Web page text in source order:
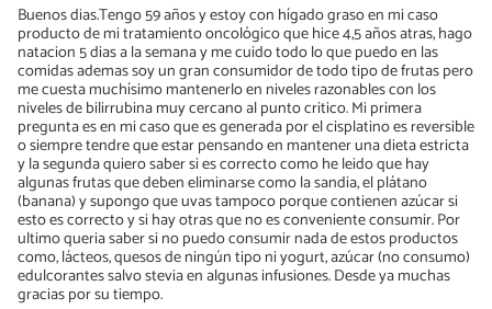
Buenos dias.Tengo 59 años y estoy con hígado graso en mi caso
producto de mi tratamiento oncológico que hice 4,5 años atras, hago
natacion 5 dias a la semana y me cuido todo lo que puedo en las
comidas ademas soy un gran consumidor de todo tipo de frutas pero
me cuesta muchísimo mantenerlo en niveles razonables con los
niveles de bilirrubina muy cercano al punto critico. Mi primera
pregunta es en mi caso que es generada por el cisplatino es reversible
o siempre tendre que estar pensando en mantener una dieta estricta
y la segunda quiero saber si es correcto como he leido que hay
algunas frutas que deben eliminarse como la sandia, el plátano
(banana) y supongo que uvas tampoco porque contienen azúcar si
esto es correcto y si hay otras que no es conveniente consumir. Por
ultimo queria saber si no puedo consumir nada de estos productos
como, lácteos, quesos de ningún tipo ni yogurt, azúcar (no consumo)
edulcorantes salvo stevia en algunas infusiones. Desde ya muchas
gracias por su tiempo.